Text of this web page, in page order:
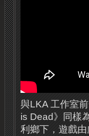
與LKA 工作室
is Dead》同樣
利鄉下，遊戲